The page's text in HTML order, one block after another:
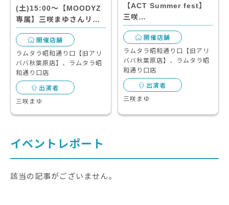
(土)15:00～【MOODYZ
専属】三咲まゆさんリ…
開催店舗
ラムタラ昭和通り口【旧アリ
ババ秋葉原店】、ラムタラ昭
和通り口店
出演者
三咲まゆ
【ACT Summer fest】
三咲…
開催店舗
ラムタラ昭和通り口【旧アリ
ババ秋葉原店】、ラムタラ昭
和通り口店
出演者
三咲まゆ
イベントレポート
該当の記事がございません。